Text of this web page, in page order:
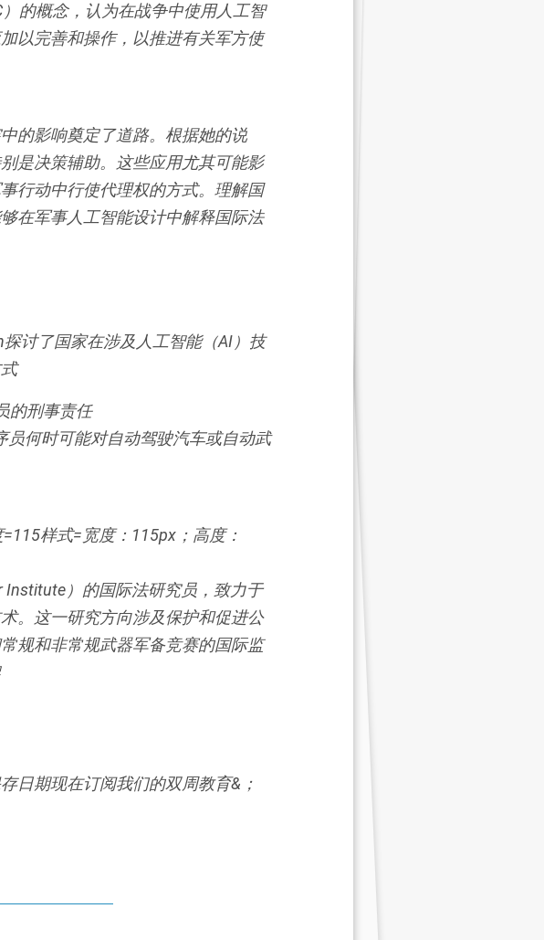
的概念，认为在战争中使用人工智
以完善和操作，以推进有关军方使
的影响奠定了道路。根据她的说
是决策辅助。这些应用尤其可能影
行动中行使代理权的方式。理解国
在军事人工智能设计中解释国际法
讨了国家在涉及人工智能（AI）技
的刑事责任
员何时可能对自动驾驶汽车或自动武
Institute）的国际法研究员，致力于
。这一研究方向涉及保护和促进公
规和非常规武器军备竞赛的国际监
日期现在订阅我们的双周教育&；